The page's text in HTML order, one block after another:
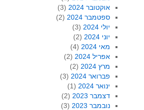
אוקטובר 2024
(3)
ספטמבר 2024
(2)
יולי 2024
(3)
יוני 2024
(2)
מאי 2024
(4)
אפריל 2024
(2)
מרץ 2024
(2)
פברואר 2024
(3)
ינואר 2024
(1)
דצמבר 2023
(2)
נובמבר 2023
(3)